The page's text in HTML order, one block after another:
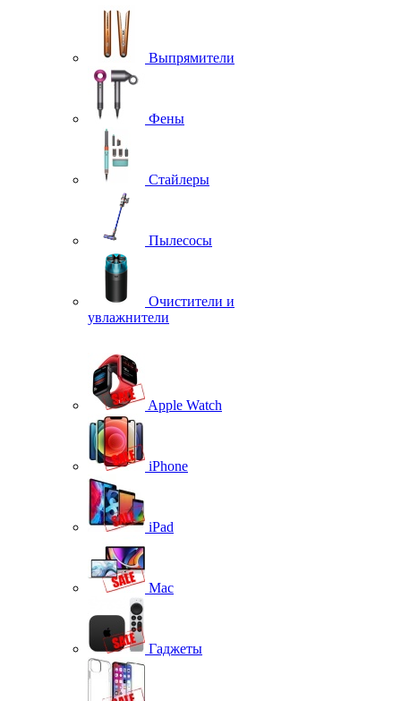
Выпрямители
Фены
Стайлеры
Пылесосы
Очистители и
увлажнители
Apple Watch
iPhone
iPad
Mac
Гаджеты